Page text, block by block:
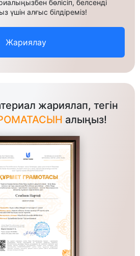
бөлісіп, белсенді
үшін алғыс білдіреміз!
Жариялау
жариялап, тегін
алыңыз!